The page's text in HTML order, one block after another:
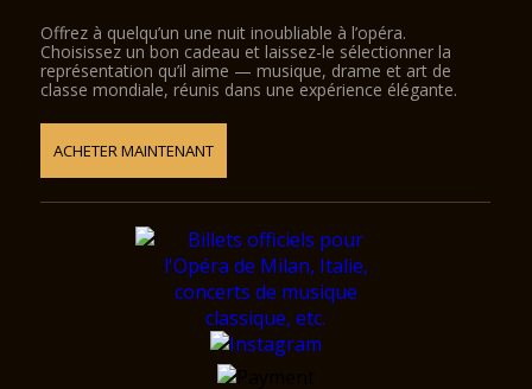
Offrez à quelqu’un une nuit inoubliable à l’opéra.
Choisissez un bon cadeau et laissez-le sélectionner la
représentation qu’il aime — musique, drame et art de
classe mondiale, réunis dans une expérience élégante.
ACHETER MAINTENANT